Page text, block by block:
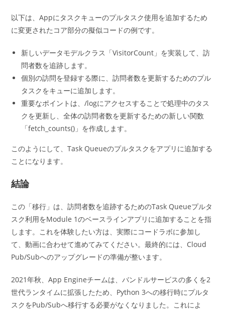
以下は、Appにタスクキューのプルタスク使用を追加するため
に変更されたコア部分の擬似コードの例です。
新しいデータモデルクラス「VisitorCount」を実装して、訪
問者数を追跡します。
個別の訪問を登録する際に、訪問者数を更新するためのプル
タスクをキューに追加します。
重要なポイントは、/logにアクセスすることで処理中のタス
クを更新し、全体の訪問者数を更新するための新しい関数
「fetch_counts()」を作成します。
このようにして、Task Queueのプルタスクをアプリに追加する
ことになります。
結論
この「移行」は、訪問者数を追跡するためのTask Queueプルタ
スク利用をModule 1のベースラインアプリに追加することを指
します。これを体験したい方は、実際にコードラボに参加し
て、動画に合わせて進めてみてください。最終的には、Cloud
Pub/Subへのアップグレードの準備が整います。
2021年秋、App Engineチームは、バンドルサービスの多くを2
世代ランタイムに拡張したため、Python 3への移行時にプルタ
スクをPub/Subへ移行する必要がなくなりました。これによ